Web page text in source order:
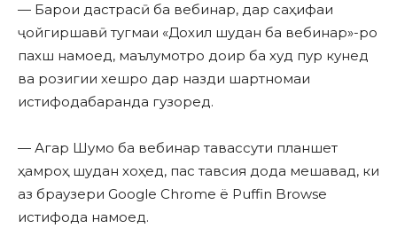
— Барои дастрасӣ ба вебинар, дар саҳифаи
ҷойгиршавӣ тугмаи «Дохил шудан ба вебинар»-ро
пахш намоед, маълумотро доир ба худ пур кунед
ва розигии хешро дар назди шартномаи
истифодабаранда гузоред.
— Агар Шумо ба вебинар тавассути планшет
ҳамроҳ шудан хоҳед, пас тавсия дода мешавад, ки
аз браузери Google Chrome ё Puffin Browse
истифода намоед.